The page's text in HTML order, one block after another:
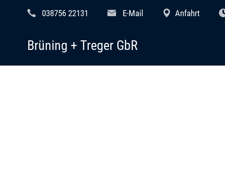
038756 22131 E-Mail Anfahrt
Brüning + Treger GbR